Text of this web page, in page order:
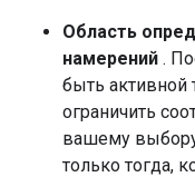
Область
намерений .
быть активной
ограничить
вашему выбору
только тогда,